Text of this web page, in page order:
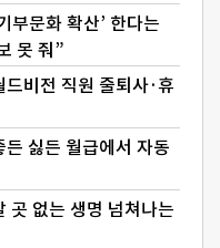
부문화 확산’ 한다는
못 줘”
비전 직원 줄퇴사·휴
싫든 월급에서 자동
곳 없는 생명 넘쳐나는